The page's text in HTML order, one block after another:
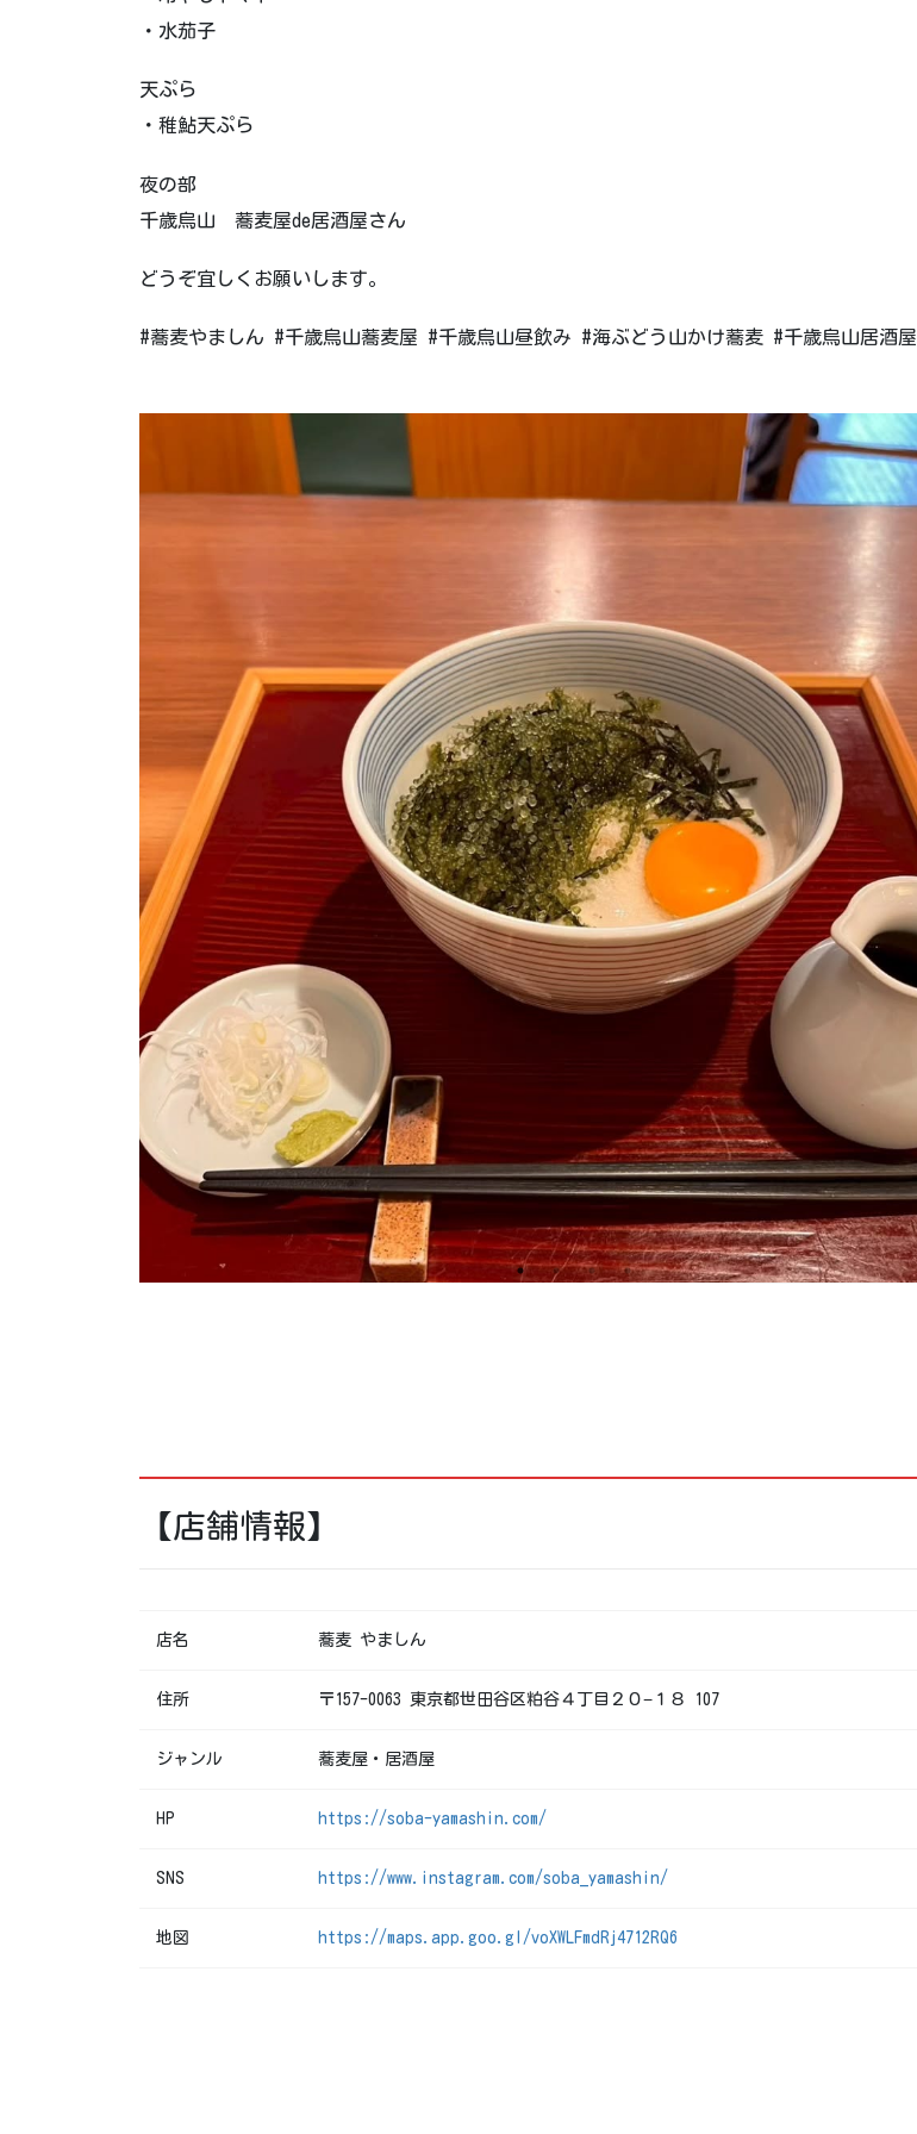
・水茄子
天ぷら
・稚鮎天ぷら
夜の部
千歳烏山 蕎麦屋de居酒屋さん
どうぞ宜しくお願いします。
#蕎麦やましん #千歳烏山蕎麦屋 #千歳烏山昼飲み #海ぶどう山かけ蕎麦 #千歳烏山居酒屋
【店舗情報】
店名 蕎麦 やましん
住所 〒157-0063 東京都世田谷区粕谷４丁目２０−１８ 107
ジャンル 蕎麦屋・居酒屋
HP https://soba-yamashin.com/
SNS https://www.instagram.com/soba_yamashin/
地図 https://maps.app.goo.gl/voXWLFmdRj4712RQ6